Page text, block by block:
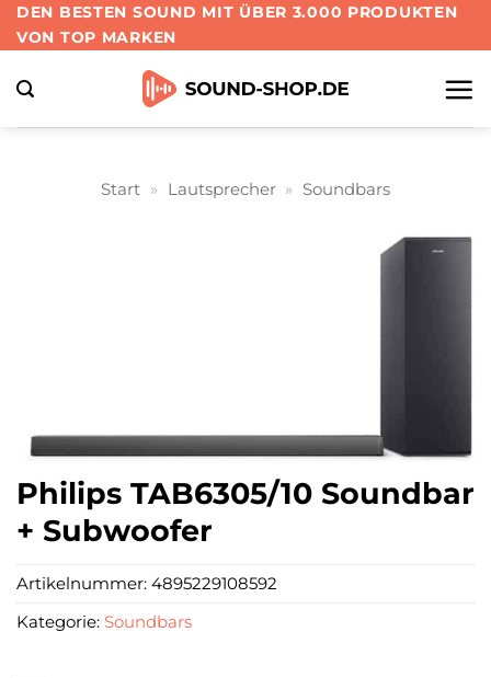
Zum
Inhalt
springen
DEN BESTEN SOUND MIT ÜBER 3.000 PRODUKTEN
VON TOP MARKEN
Start » Lautsprecher » Soundbars
Philips TAB6305/10 Soundbar
+ Subwoofer
Artikelnummer: 4895229108592
Kategorie: Soundbars